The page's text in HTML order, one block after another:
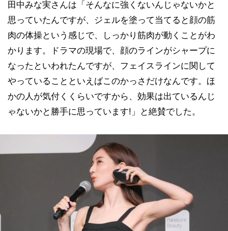
田中みな実さんは「そんなに強くないんじゃないかと
思っていたんですが、ジェルを塗って当てると顔の筋
肉の体操という感じで、しっかり筋肉が動くことがわ
かります。ドラマの現場で、顔のラインがシャープに
なったといわれたんですが、フェイスラインに関して
やっていることといえばこのかっさだけなんです。ほ
かの人が気付くくらいですから、効果は出ているんじ
ゃないかと勝手に思っています!」と絶賛でした。